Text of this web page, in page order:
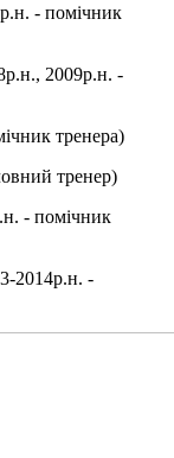
- помічник
2009р.н. -
тренера)
тренер)
- помічник
2014р.н. -